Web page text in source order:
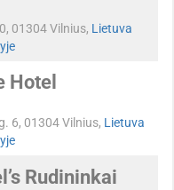
01304 Vilnius, Lietuva
Hotel
6, 01304 Vilnius, Lietuva
Rudininkai